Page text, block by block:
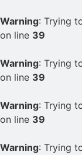
Warning: Trying
on line 39
Warning: Trying
on line 39
Warning: Trying
on line 39
Warning: Trying